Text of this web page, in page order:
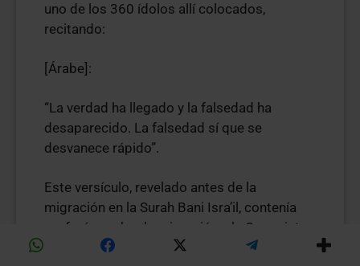
uno de los 360 ídolos allí colocados,
recitando:
[Árabe]:
“La verdad ha llegado y la falsedad ha
desaparecido. La falsedad sí que se
desvanece rápido”.
Este versículo, revelado antes de la
migración en la Surah Bani Isra’il, contenía
profecías sobre la migración y la Conquista
de La Meca. Los eruditos europeos